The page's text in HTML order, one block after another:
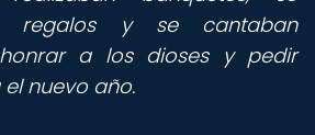
regalos y se cantaban
a los dioses y pedir
nuevo año.